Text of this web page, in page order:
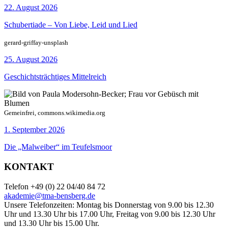
22. August 2026
Schubertiade – Von Liebe, Leid und Lied
gerard-griffay-unsplash
25. August 2026
Geschichtsträchtiges Mittelreich
Gemeinfrei, commons.wikimedia.org
1. September 2026
Die „Malweiber“ im Teufelsmoor
KONTAKT
Telefon +49 (0) 22 04/40 84 72
akademie@tma-bensberg.de
Unsere Telefonzeiten: Montag bis Donnerstag von 9.00 bis 12.30
Uhr und 13.30 Uhr bis 17.00 Uhr, Freitag von 9.00 bis 12.30 Uhr
und 13.30 Uhr bis 15.00 Uhr.